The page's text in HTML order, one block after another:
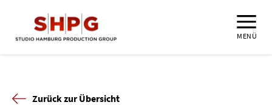
MENÜ
Zurück zur Übersicht